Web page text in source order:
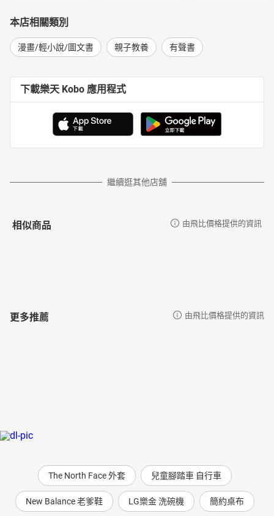
本店相關類別
漫畫/輕小說/圖文書 親子教養 有聲書
下載樂天 Kobo 應用程式
繼續逛其他店舖
相似商品 由飛比價格提供的資訊
更多推薦 由飛比價格提供的資訊
The North Face 外套 兒童腳踏車 自行車
New Balance 老爹鞋 LG樂金 洗碗機 簡約桌布